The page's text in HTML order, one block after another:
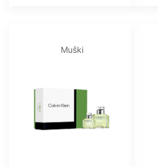
Muški